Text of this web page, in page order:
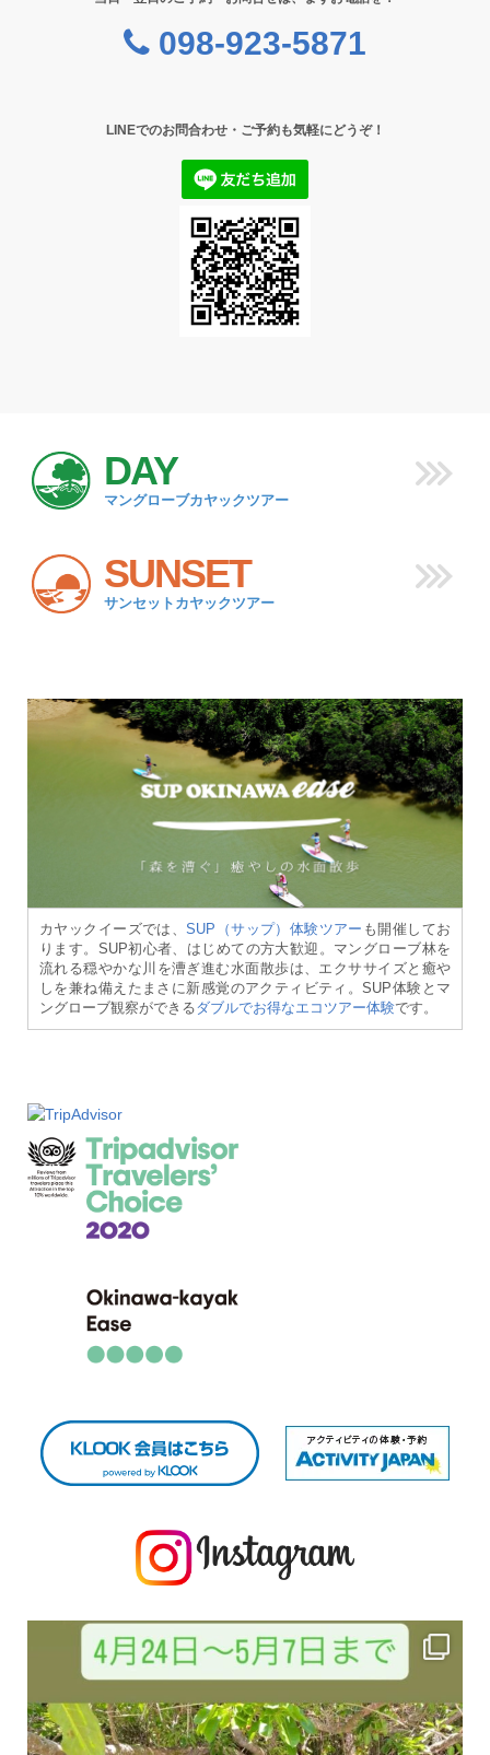
098-923-5871
LINEでのお問合わせ・ご予約も気軽にどうぞ！
DAY
マングローブカヤックツアー
SUNSET
サンセットカヤックツアー
カヤックイーズでは、SUP（サップ）体験ツアー も開催してお
ります。SUP初心者、はじめての方大歓迎。マングローブ林を
流れる穏やかな川を漕ぎ進む水面散歩は、エクササイズと癒や
しを兼ね備えたまさに新感覚のアクティビティ。SUP体験とマ
ングローブ観察ができるダブルでお得なエコツアー体験です。